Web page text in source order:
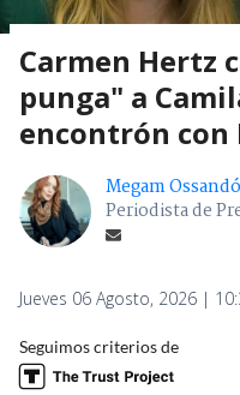
Carmen Hertz
punga" a
encontrón con
Megam
Periodista de
Jueves 06 Agosto, 2026 |
Seguimos criterios de